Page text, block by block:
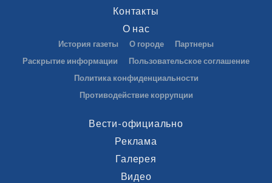
Контакты
О нас
История газеты О городе
Партнеры
Раскрытие информации
Пользовательское соглашение
Политика конфиденциальности
Противодействие коррупции
Вести-официально
Реклама
Галерея
Видео